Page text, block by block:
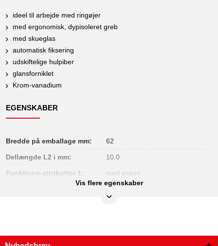
ideel til arbejde med ringøjer
med ergonomisk, dypisoleret greb
med skueglas
automatisk fiksering
udskiftelige hulpiber
glansforniklet
Krom-vanadium
EGENSKABER
Bredde på emballage mm: 62
Dellængde L2 i mm: 10.0
Funktions-attributter 1: med øsken
udskiftelige hulpiber
Længde på emballage mm: 220
Vis flere egenskaber